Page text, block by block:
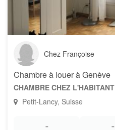
Chez Françoise
Chambre à louer à Genève
CHAMBRE CHEZ L'HABITANT
Petit-Lancy, Suisse
- -